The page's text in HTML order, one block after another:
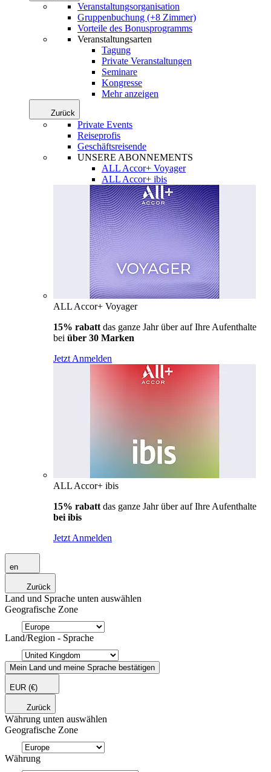
Veranstaltungsorganisation
Gruppenbuchung (+8 Zimmer)
Vorteile des Bonusprogramms
Veranstaltungsarten
Tagung
Private Veranstaltungen
Seminare
Kongresse
Mehr anzeigen
Zurück
Private Events
Reiseprofis
Geschäftsreisende
UNSERE ABONNEMENTS
ALL Accor+ Voyager
ALL Accor+ ibis
ALL Accor+ Voyager
15% rabatt das ganze Jahr über auf Ihre Aufenthalte
bei über 30 Marken
Jetzt Anmelden
ALL Accor+ ibis
15% rabatt das ganze Jahr über auf Ihre Aufenthalte
bei ibis
Jetzt Anmelden
en
Zurück
Land und Sprache unten auswählen
Geografische Zone
Land/Region - Sprache
Mein Land und meine Sprache bestätigen
EUR (€)
Zurück
Währung unten auswählen
Geografische Zone
Währung